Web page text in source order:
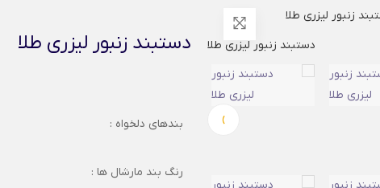
زنبور لیزری طلا
›
دستبند زنبور لیزری طلا
بندهای دلخواه :
رنگ بند مارشال ها :